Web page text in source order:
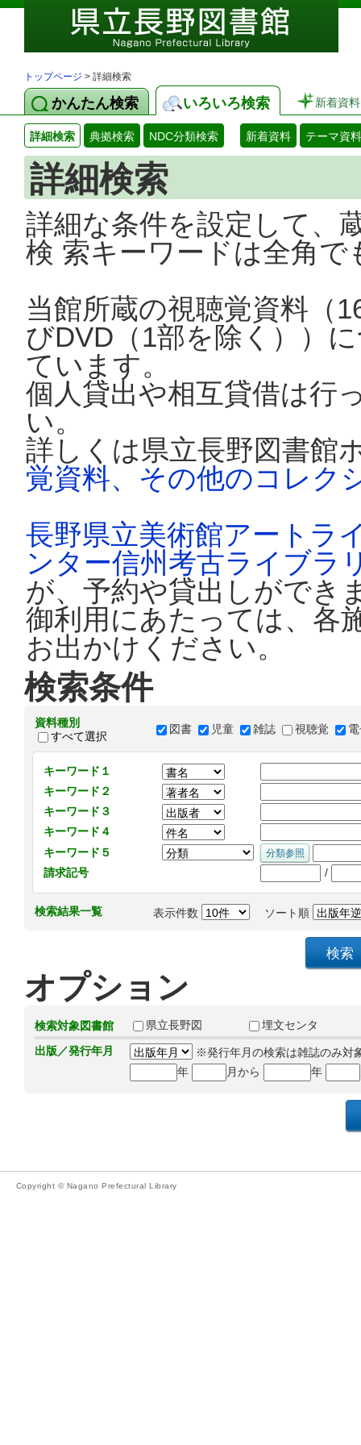
トップページ > 詳細検索
かんたん検索 いろいろ検索 新着資料
詳細検索 典拠検索 NDC分類検索 新着資料 テーマ資料
詳細検索
詳細な条件を設定して、
検 索キーワードは全角
当館所蔵の視聴覚資料（
びDVD（1部を除く））
ています。
個人貸出や相互貸借は行
い。
詳しくは県立長野図書館
覚資料、その他のコレク
長野県立美術館アートラ
ンター信州考古ライブラ
が、予約や貸出しができ
御利用にあたっては、各
お出かけください。
検索条件
資料種別
すべて選択
図書 児童 雑誌 視聴覚
キーワード１
キーワード２
キーワード３
キーワード４
キーワード５
請求記号
/
検索結果一覧 表示件数 ソート順
オプション
検索対象図書館 県立長野図
埋文センタ
出版／発行年月
※発行年月の検索は雑誌のみ対
年
月から 年
Copyright © Nagano Prefectural Library